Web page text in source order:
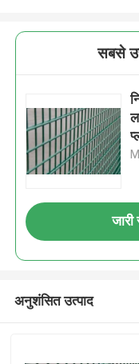
सबसे
अनुशंसित उत्पाद